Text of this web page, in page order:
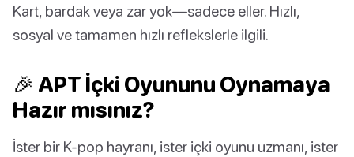
Kart, bardak veya zar yok—sadece eller. Hızlı,
sosyal ve tamamen hızlı reflekslerle ilgili.
🎉 APT İçki Oyununu Oynamaya
Hazır mısınız?
İster bir K-pop hayranı, ister içki oyunu uzmanı, ister